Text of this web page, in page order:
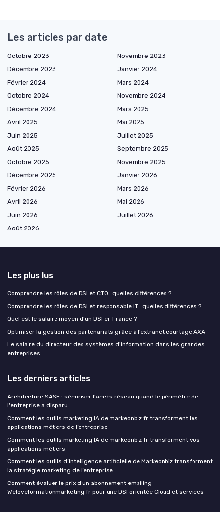
Les articles par date
Octobre 2023
Novembre 2023
Décembre 2023
Janvier 2024
Février 2024
Mars 2024
Octobre 2024
Novembre 2024
Décembre 2024
Mars 2025
Avril 2025
Mai 2025
Juin 2025
Juillet 2025
Août 2025
Septembre 2025
Octobre 2025
Novembre 2025
Décembre 2025
Janvier 2026
Février 2026
Mars 2026
Avril 2026
Mai 2026
Juin 2026
Juillet 2026
Août 2026
Les plus lus
Comprendre les rôles de DSI et CTO : quelles différences ?
Comprendre les rôles de DSI et responsable IT : quelles différences ?
Quel est le salaire moyen d'un DSI en France ?
Optimiser la gestion des partenariats grâce à l’extranet courtage AXA
Le salaire du directeur des systèmes d'information dans les grandes
entreprises
Les derniers articles
Architecture SASE : sécuriser l'accès réseau quand le périmètre de
l'entreprise a disparu
Comment les outils marketing IA de markeonbiz fr transforment les
applications métiers de l’entreprise
Comment les outils marketing IA de markeonbiz fr transforment vos
applications métiers
Comment les outils d’intelligence artificielle de Markeonbiz transforment
la stratégie marketing de l’entreprise
Comment évaluer le prix d’un abonnement emailing
Weloveformationmarketing fr pour une DSI orientée Cloud et services